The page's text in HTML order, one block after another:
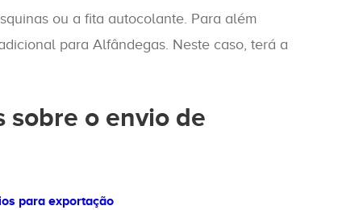
ou a fita autocolante. Para além
para Alfândegas. Neste caso, terá a
sobre o envio de
para exportação